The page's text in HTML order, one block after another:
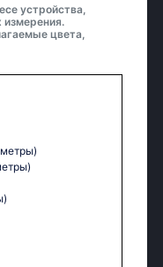
устройства,
измерения.
цвета,